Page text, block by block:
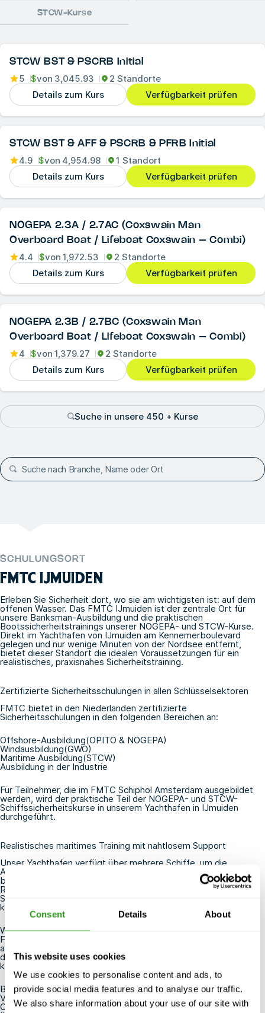
Consent Details About
This website uses cookies
We use cookies to personalise content and ads, to
provide social media features and to analyse our traffic.
We also share information about your use of our site with
STCW-Kurse
STCW BST & PSCRB Initial
5 $von 3,045.93
2 Standorte
Details zum Kurs
Verfügbarkeit prüfen
STCW BST & AFF & PSCRB & PFRB Initial
4.9 $von 4,954.98
1 Standort
Details zum Kurs
Verfügbarkeit prüfen
NOGEPA 2.3A / 2.7AC (Coxswain Man
Overboard Boat / Lifeboat Coxswain – Combi)
4.4 $von 1,972.53
2 Standorte
Details zum Kurs
Verfügbarkeit prüfen
NOGEPA 2.3B / 2.7BC (Coxswain Man
Overboard Boat / Lifeboat Coxswain – Combi)
4 $von 1,379.27
2 Standorte
Details zum Kurs
Verfügbarkeit prüfen
Suche in unsere 450 + Kurse
SCHULUNGSORT
FMTC IJMUIDEN
Erleben Sie Sicherheit dort, wo sie am wichtigsten ist: auf dem
offenen Wasser. Das FMTC IJmuiden ist der zentrale Ort für
unsere Banksman-Ausbildung und die praktischen
Bootssicherheitstrainings unserer NOGEPA- und STCW-Kurse.
Direkt im Yachthafen von IJmuiden am Kennemerboulevard
gelegen und nur wenige Minuten von der Nordsee entfernt,
bietet dieser Standort die idealen Voraussetzungen für ein
realistisches, praxisnahes Sicherheitstraining.
Zertifizierte Sicherheitsschulungen in allen Schlüsselsektoren
FMTC bietet in den Niederlanden zertifizierte
Sicherheitsschulungen in den folgenden Bereichen an:
Offshore-Ausbildung(OPITO & NOGEPA)
Windausbildung(GWO)
Maritime Ausbildung(STCW)
Ausbildung in der Industrie
Für Teilnehmer, die im FMTC Schiphol Amsterdam ausgebildet
werden, wird der praktische Teil der NOGEPA- und STCW-
Schiffssicherheitskurse in unserem Yachthafen in IJmuiden
durchgeführt.
Realistisches maritimes Training mit nahtlosem Support
Unser Yachthafen verfügt über mehrere Schiffe, um die
Ausbildung in realistischen Szenarien zu unterstützen. Die Kurse
beinhalten den Einsatz von Überlebensbooten und schnellen
Rettungsbooten, um sicherzustellen, dass jeder Teilnehmer die
Sicherheit unter realistischen maritimen Bedingungen erleben
kann.
Wir sorgen für einen reibungslosen Transport zwischen dem
FMTC Schiphol und dem FMTC IJmuiden für alle Teilnehmer, die
an den praktischen Übungen auf dem Wasser teilnehmen, so
dass Sie sich auf die Ausbildung und nicht auf die Logistik
konzentrieren können.
Bei FMTC stehen Flexibilität und persönlicher Service im
Vordergrund. Von der Planung Ihrer Schulung bis hin zur
Organisation Ihres Transports - unser Team sorgt dafür, dass